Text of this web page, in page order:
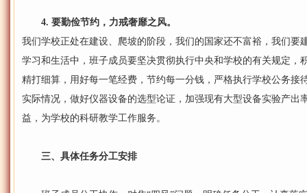
4. 要勤俭节约，力戒奢靡之风。
我们学校正处在建设、爬坡的阶段，我们的国家还不富裕，我们要
学习和生活中，班子成员要坚决贯彻执行中央和学校的有关规定，
精打细算，用好每一笔经费，节约每一分钱，严格执行学校公务接
实际情况，做好仪器设备的选型论证，加强现有大型设备实验产出
益，为学校的科研教学工作服务。
三、具体任务分工安排